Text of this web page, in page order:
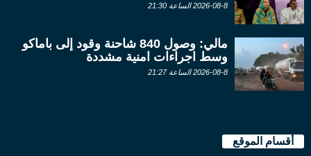
2026-08-8 الساعة 21:30
مالي: وصول 840 شاحنة وقود إلى باماكو
وسط اجراءات امنية مشددة
2026-08-8 الساعة 21:27
أقسام الموقع